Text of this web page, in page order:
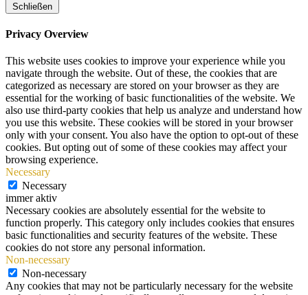
Schließen
Privacy Overview
This website uses cookies to improve your experience while you
navigate through the website. Out of these, the cookies that are
categorized as necessary are stored on your browser as they are
essential for the working of basic functionalities of the website. We
also use third-party cookies that help us analyze and understand how
you use this website. These cookies will be stored in your browser
only with your consent. You also have the option to opt-out of these
cookies. But opting out of some of these cookies may affect your
browsing experience.
Necessary
Necessary
immer aktiv
Necessary cookies are absolutely essential for the website to
function properly. This category only includes cookies that ensures
basic functionalities and security features of the website. These
cookies do not store any personal information.
Non-necessary
Non-necessary
Any cookies that may not be particularly necessary for the website